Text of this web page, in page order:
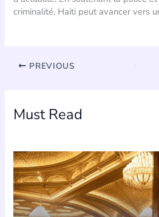
criminalité, Haiti peut avancer vers
PREVIOUS
Must Read